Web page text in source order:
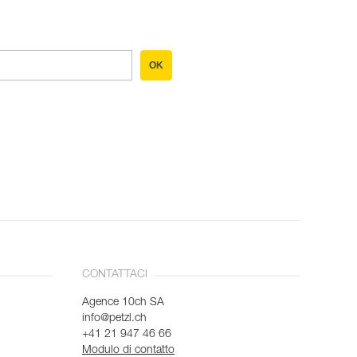
OK
CONTATTACI
Agence 10ch SA
info@petzl.ch
+41 21 947 46 66
Modulo di contatto